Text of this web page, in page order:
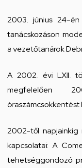
2003. június 24-
tanácskozáson
a vezetőtanárok
A 2002. évi LXII.
megfelelően
óraszámcsökkentést
2002-től napjainkig
kapcsolatai: A
tehetséggondozó